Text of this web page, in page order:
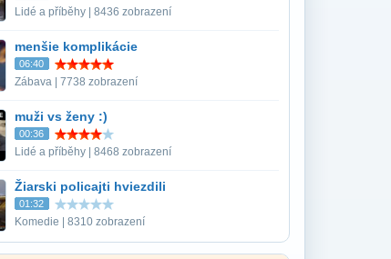
Lidé a příběhy | 8436 zobrazení
menšie komplikácie
06:40
Zábava | 7738 zobrazení
muži vs ženy :)
00:36
Lidé a příběhy | 8468 zobrazení
Žiarski policajti hviezdili
01:32
Komedie | 8310 zobrazení